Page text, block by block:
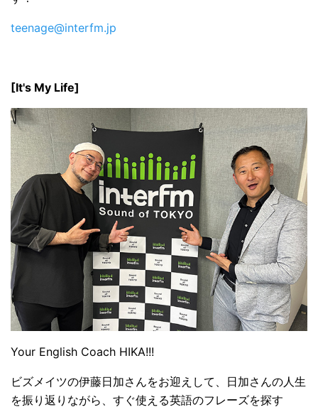
teenage@interfm.jp
[It's My Life]
Your English Coach HIKA!!!
ビズメイツの伊藤日加さんをお迎えして、日加さんの人生
を振り返りながら、すぐ使える英語のフレーズを探す